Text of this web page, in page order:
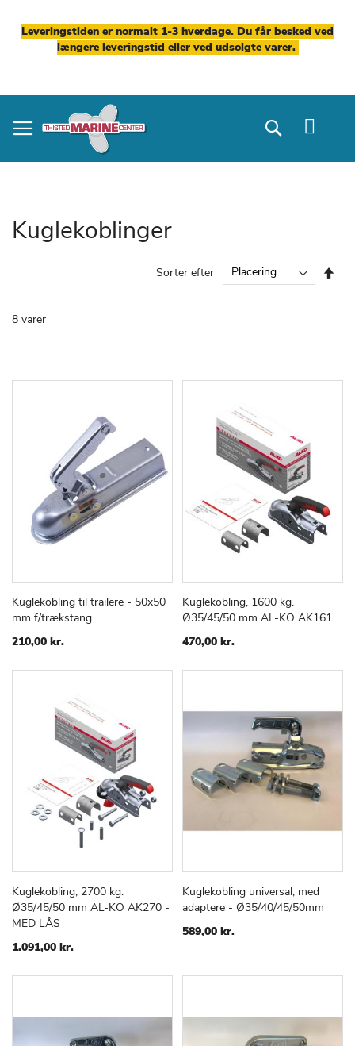
Leveringstiden er normalt 1-3 hverdage. Du får besked ved
længere leveringstid eller ved udsolgte varer.
to
Content
Search
Kuglekoblinger
8 varer
Sorter efter
Læg i kurv
TILFØJSAMMENLIGN
Kuglekobling til trailere - 50x50
mm f/trækstang
210,00 kr.
Læg i kurv
TILFØJ
TIL
Kuglekobling, 1600 kg.
Ø35/45/50 mm AL-KO AK161
470,00 kr.
Læg i kurv
TILFØJ
TIL
SAMMENLIGN
Kuglekobling, 2700 kg.
Ø35/45/50 mm AL-KO AK270 -
MED LÅS
1.091,00 kr.
Læg i kurv
TILFØJ
TIL
Kuglekobling universal, med
adaptere - Ø35/40/45/50mm
589,00 kr.